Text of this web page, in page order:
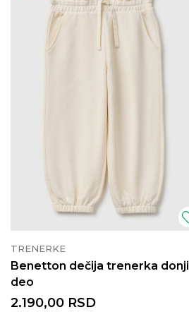
TRENERKE
Benetton dečija trenerka donji
deo
2.190,00 RSD